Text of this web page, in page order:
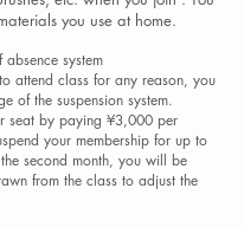
you use at home.
system
attend class for any reason, you
of the suspension system.
seat by paying ¥3,000 per
your membership for up to
second month, you will be
from the class to adjust the